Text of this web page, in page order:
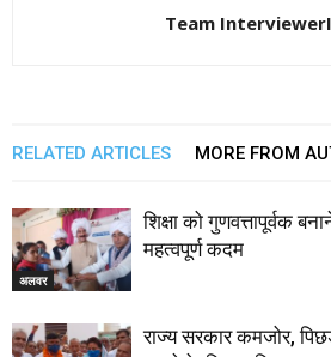
Team
RELATED ARTICLES MORE FROM
अलवर
शिक्षा को गुणवत्तापूर्वक
महत्वपूर्ण कदम
राज्य सरकार कमजोर,